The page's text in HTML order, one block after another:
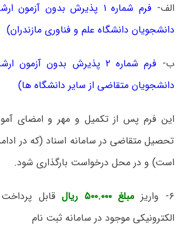
الف-
دانشجویان دانشگاه علم و فناوری مازندران)
ب-
دانشجویان متقاضی از سایر دانشگاه ها)
این فرم پس از تکمیل و مهر و امضای
تحصیل متقاضی در سامانه اسناد (که در
است) و در محل درخواست بارگذاری شود.
۶- واریز مبلغ ۵۰۰.۰۰۰ ریال
قابل پرداخت
الکترونیکی موجود در سامانه ثبت نام